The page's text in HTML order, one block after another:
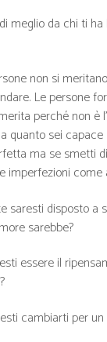
meglio da chi ti
non si
Le persone
perché non
quanto sei
ma se smetti
imperfezioni
saresti disposto a
sarebbe?
essere il
cambiarti per